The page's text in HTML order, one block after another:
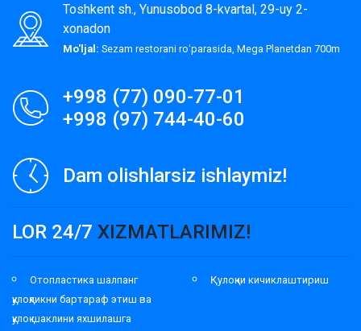
Toshkent sh., Yunusobod 8-kvartal, 29-uy 2-
xonadon
Mo'ljal: Sezam restorani roʻparasida, Mega Planetdan 700m
+998 (77) 090-77-01
+998 (97) 744-40-60
Dam olishlarsiz ishlaymiz!
LOR 24/7 XIZMATLARIMIZ!
Отопластика шалпанг
қулоқликни бартараф этиш ва
қулоқ шаклини яхшилашга
Қулоқни кичиклаштириш